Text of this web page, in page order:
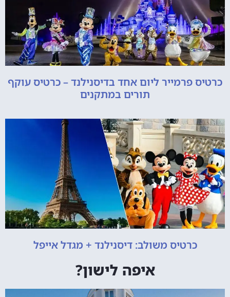
כרטיס פרמייר ליום אחד בדיסנילנד – כרטיס עוקף
תורים במתקנים
כרטיס משולב: דיסנילנד + מגדל אייפל
איפה לישון?